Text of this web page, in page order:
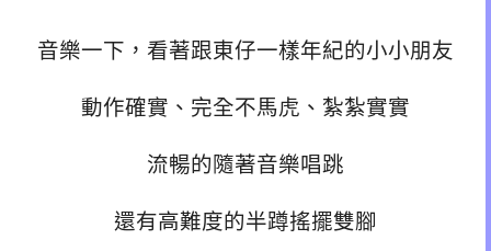
音樂一下，看著跟東仔一樣年紀的小小朋友
動作確實、完全不馬虎、紮紮實實
流暢的隨著音樂唱跳
還有高難度的半蹲搖擺雙腳